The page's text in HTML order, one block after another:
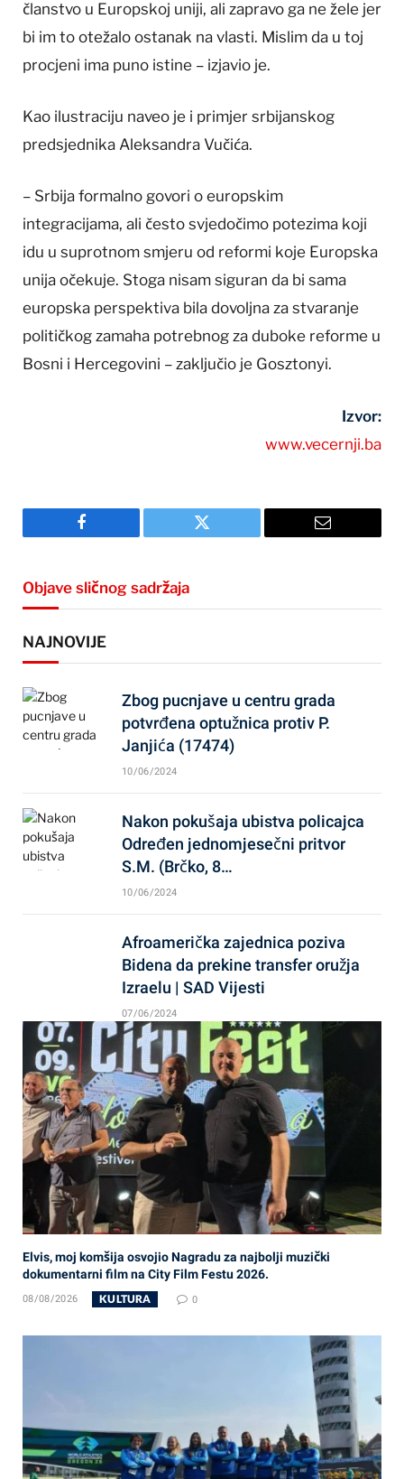
članstvo u Europskoj uniji, ali zapravo ga ne žele jer
bi im to otežalo ostanak na vlasti. Mislim da u toj
procjeni ima puno istine – izjavio je.
Kao ilustraciju naveo je i primjer srbijanskog
predsjednika Aleksandra Vučića.
– Srbija formalno govori o europskim
integracijama, ali često svjedočimo potezima koji
idu u suprotnom smjeru od reformi koje Europska
unija očekuje. Stoga nisam siguran da bi sama
europska perspektiva bila dovoljna za stvaranje
političkog zamaha potrebnog za duboke reforme u
Bosni i Hercegovini – zaključio je Gosztonyi.
Izvor:
www.vecernji.ba
Facebook Twitter Email
Objave sličnog sadržaja
NAJNOVIJE
Zbog pucnjave u centru grada
potvrđena optužnica protiv P.
Janjića (17474)
10/06/2024
Nakon pokušaja ubistva policajca
Određen jednomjesečni pritvor
S.M. (Brčko, 8…
10/06/2024
Afroamerička zajednica poziva
Bidena da prekine transfer oružja
Izraelu | SAD Vijesti
07/06/2024
Elvis, moj komšija osvojio Nagradu za najbolji muzički
dokumentarni film na City Film Festu 2026.
08/08/2026 KULTURA 0